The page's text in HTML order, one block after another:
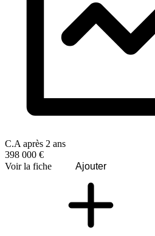
C.A après 2 ans
398 000 €
Voir la fiche
Ajouter